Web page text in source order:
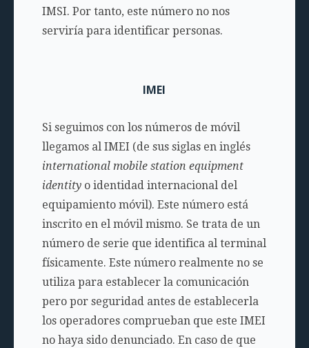
IMSI. Por tanto, este número no nos
serviría para identificar personas.
IMEI
Si seguimos con los números de móvil
llegamos al IMEI (de sus siglas en inglés
international mobile station equipment
identityo identidad internacional del
equipamiento móvil). Este número está
inscrito en el móvil mismo. Se trata de un
número de serie que identifica al terminal
físicamente. Este número realmente no se
utiliza para establecer la comunicación
pero por seguridad antes de establecerla
los operadores comprueban que este IMEI
no haya sido denunciado. En caso de que